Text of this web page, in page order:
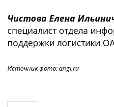
Чистова Елена
специалист отдела
поддержки логистики
Источник фото: angi.ru